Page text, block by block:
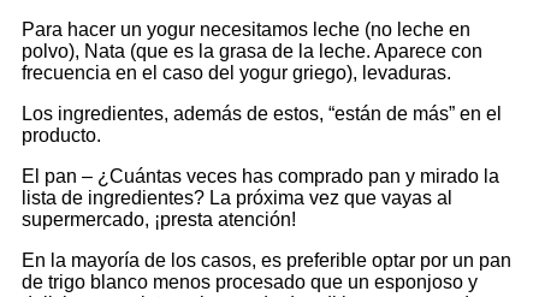
Para hacer un yogur necesitamos leche (no leche en
polvo), Nata (que es la grasa de la leche. Aparece con
frecuencia en el caso del yogur griego), levaduras.
Los ingredientes, además de estos, “están de más” en el
producto.
El pan – ¿Cuántas veces has comprado pan y mirado la
lista de ingredientes? La próxima vez que vayas al
supermercado, ¡presta atención!
En la mayoría de los casos, es preferible optar por un pan
de trigo blanco menos procesado que un esponjoso y